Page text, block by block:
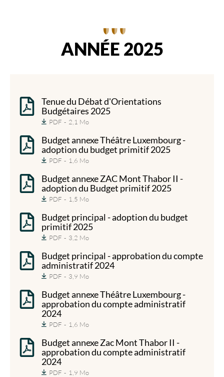
ANNÉE 2025
Tenue du Débat d'Orientations
Budgétaires 2025
PDF 2,1 Mo
Budget annexe Théâtre Luxembourg -
adoption du budget primitif 2025
PDF 1,6 Mo
Budget annexe ZAC Mont Thabor II -
adoption du Budget primitif 2025
PDF 1,5 Mo
Budget principal - adoption du budget
primitif 2025
PDF 3,2 Mo
Budget principal - approbation du compte
administratif 2024
PDF 3,9 Mo
Budget annexe Théâtre Luxembourg -
approbation du compte administratif
2024
PDF 1,6 Mo
Budget annexe Zac Mont Thabor II -
approbation du compte administratif
2024
PDF 1,9 Mo